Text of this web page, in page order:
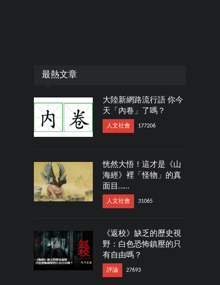
最熱文章
大陸新網路流行語 你今
天「內卷」了嗎？
人文社會 177206
恍然大悟！這才是《山
海經》裡「怪物」的真
面目……
人文社會 31065
《返校》缺乏的歷史視
野：白色恐怖鎮壓的只
有自由嗎？
評論 27693